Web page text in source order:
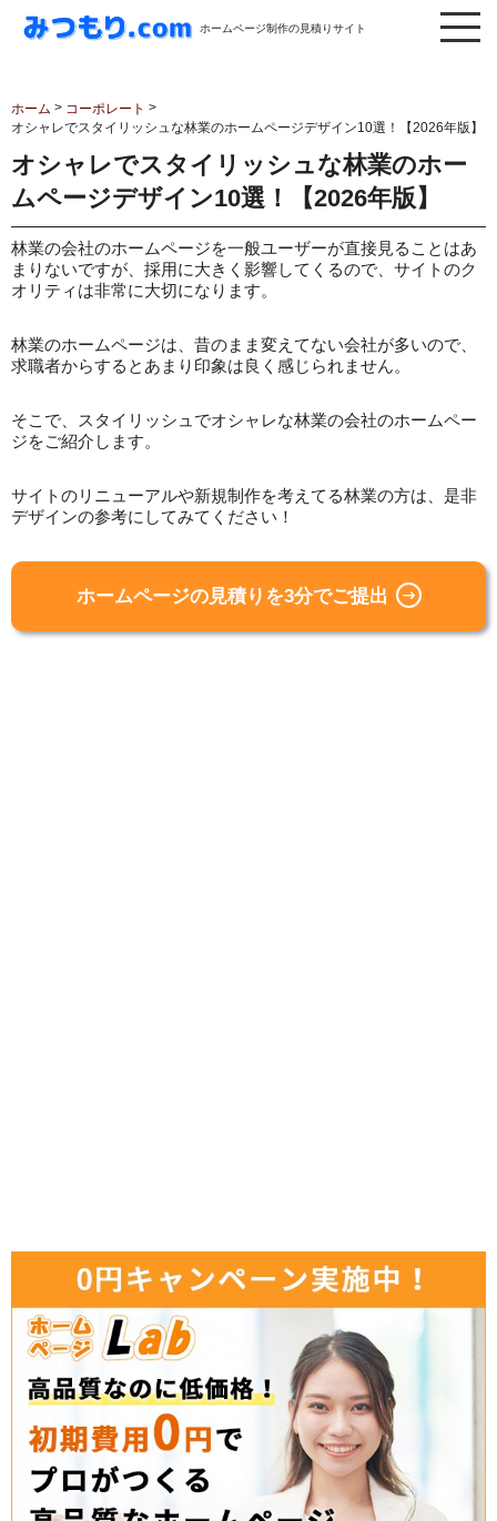
ホームページ制作の見積りサイト
ホーム > コーポレート >
オシャレでスタイリッシュな林業のホームページデザイン10選！【2026年版】
オシャレでスタイリッシュな林業のホー
ムページデザイン10選！【2026年版】
林業の会社のホームページを一般ユーザーが直接見ることはあ
まりないですが、採用に大きく影響してくるので、サイトのク
オリティは非常に大切になります。
林業のホームページは、昔のまま変えてない会社が多いので、
求職者からするとあまり印象は良く感じられません。
そこで、スタイリッシュでオシャレな林業の会社のホームペー
ジをご紹介します。
サイトのリニューアルや新規制作を考えてる林業の方は、是非
デザインの参考にしてみてください！
ホームページの見積りを3分でご提出